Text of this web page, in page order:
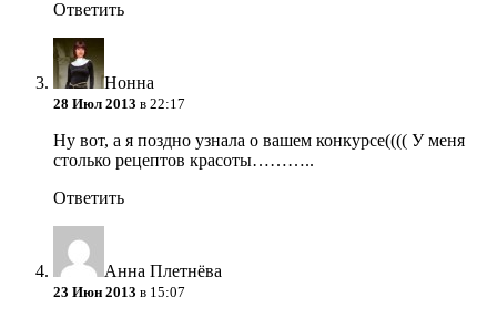
Ответить
Нонна
28 Июл 2013 в 22:17
Ну вот, а я поздно узнала о вашем конкурсе(((( У меня
столько рецептов красоты………..
Ответить
Анна Плетнёва
23 Июн 2013 в 15:07